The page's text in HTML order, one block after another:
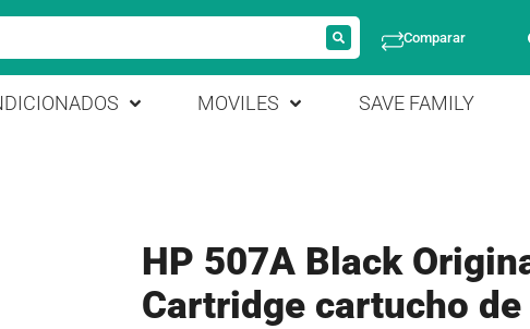
Comparar
MOVILES SAVE FAMILY
HP 507A Black
Cartridge cartucho